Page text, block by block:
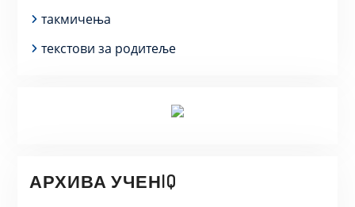
такмичења
текстови за родитеље
АРХИВА УЧЕНIQ